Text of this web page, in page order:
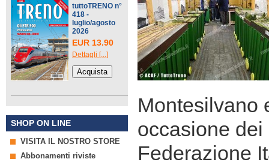
tuttoTRENO n°
418 -
luglio/agosto
2026
EUR 13.90
Dettagli [...]
SHOP ON LINE
VISITA IL NOSTRO STORE
Abbonamenti riviste
Montesilvano
occasione
Federazione